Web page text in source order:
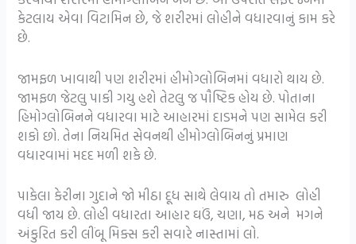
કેટલાય એવા વિટામિન છે, જે શરીરમાં લોહીને વધારવાનું કામ કરે
છે.
જામફળ ખાવાથી પણ શરીરમાં હીમોગ્લોબિનમાં વધારો થાય છે.
જામફળ જેટલુ પાકી ગયુ હશે તેટલુ જ પૌષ્ટિક હોય છે. પોતાના
હિમોગ્લોબિનને વધારવા માટે આહારમાં દાડમને પણ સામેલ કરી
શકો છો. તેના નિયમિત સેવનથી હીમોગ્લોબિનનું પ્રમાણ
વધારવામાં મદદ મળી શકે છે.
પાકેલા કેરીના ગુદાને જો મીઠા દૂધ સાથે લેવાય તો તમારુ લોહી
વધી જાય છે. લોહી વધારતા આહાર ઘઉં, ચણા, મઠ અને મગને
અંકુરિત કરી લીંબૂ મિક્સ કરી સવારે નાસ્તામાં લો.